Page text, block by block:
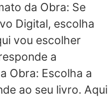
da Obra: Se
Digital, escolha
vou escolher
a
Obra: Escolha a
ao seu livro. Aqui